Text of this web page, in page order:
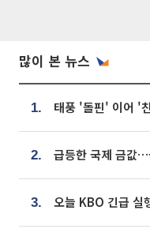
많이 본 뉴스
1.
2. 급등한 국제 금값
3. 오늘 KBO 긴급 실